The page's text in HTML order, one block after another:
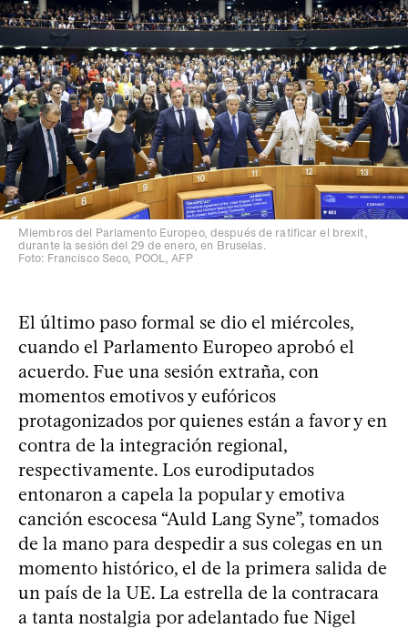
Miembros del Parlamento Europeo, después de ratificar el brexit,
durante la sesión del 29 de enero, en Bruselas.
Foto: Francisco Seco, POOL, AFP
El último paso formal se dio el miércoles,
cuando el Parlamento Europeo aprobó el
acuerdo. Fue una sesión extraña, con
momentos emotivos y eufóricos
protagonizados por quienes están a favor y en
contra de la integración regional,
respectivamente. Los eurodiputados
entonaron a capela la popular y emotiva
canción escocesa “Auld Lang Syne”, tomados
de la mano para despedir a sus colegas en un
momento histórico, el de la primera salida de
un país de la UE. La estrella de la contracara
a tanta nostalgia por adelantado fue Nigel